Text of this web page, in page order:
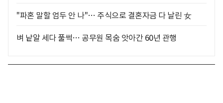
"파혼 말할 엄두 안 나"… 주식으로 결혼자금 다 날린 女
벼 낱알 세다 풀썩… 공무원 목숨 앗아간 60년 관행